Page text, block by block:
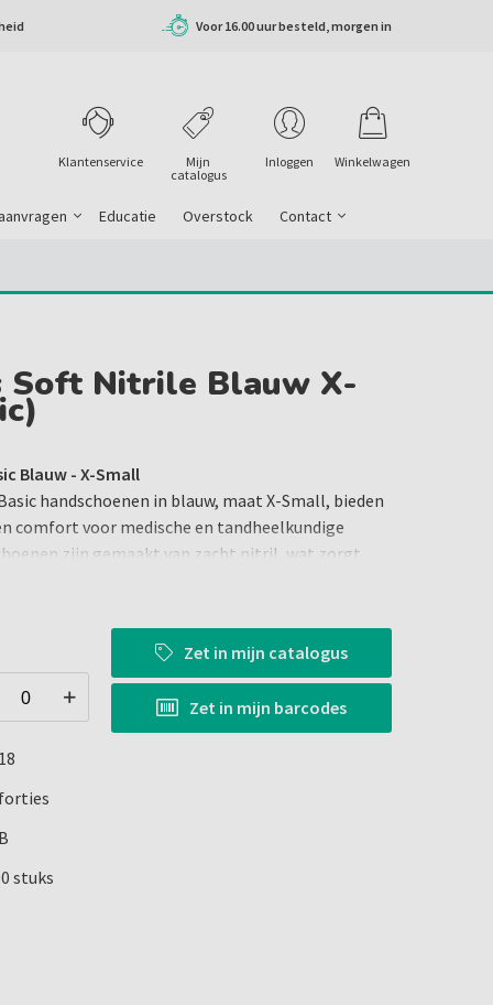
Voor 16.00 uur besteld, morgen in
Winkelwagen
Inloggen
Mijn
catalogus
Klantenservice
Educatie Overstock Contact
Soft Nitrile Blauw X-
Blauw - X-Small
handschoenen in blauw, maat X-Small, bieden
comfort voor medische en tandheelkundige
zijn gemaakt van zacht nitril, wat zorgt
en draagcomfort. Ze zijn poedervrij,
essentieel voor precisiewerk.
allergische reacties
tastgevoeligheid
Zet in mijn catalogus
Zet in mijn barcodes
stuks